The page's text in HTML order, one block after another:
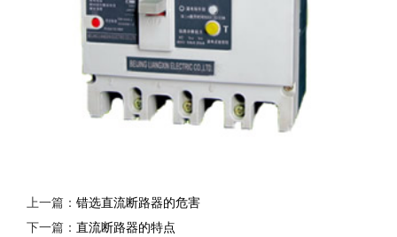
上一篇： 错选直流断路器的危害
下一篇： 直流断路器的特点